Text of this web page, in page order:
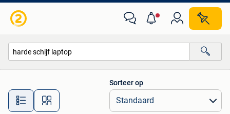
Alle afstanden…
Sorteer op